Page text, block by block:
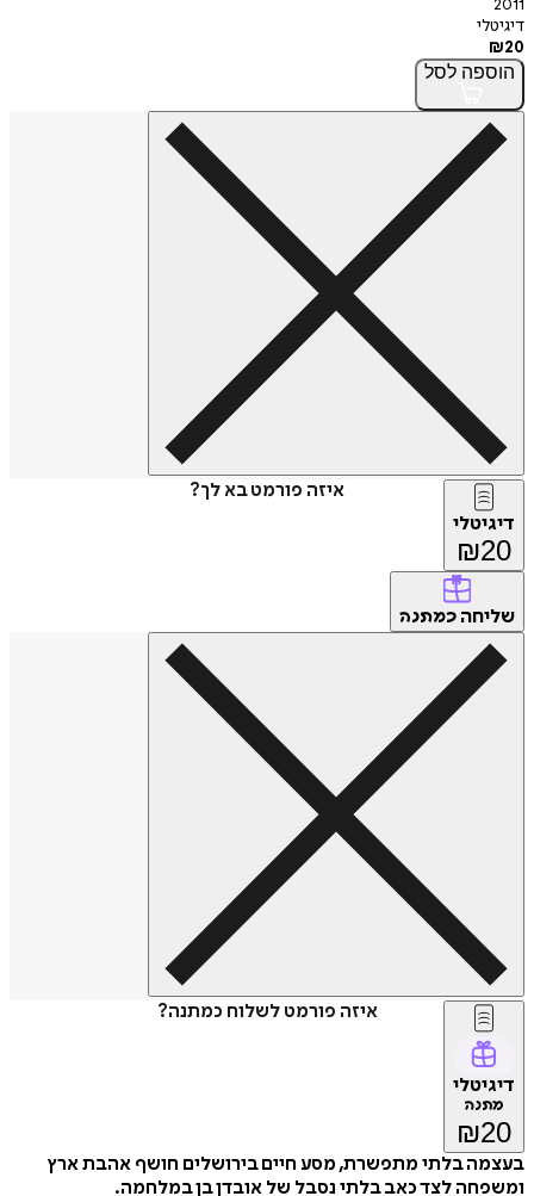
2011
דיגיטלי
₪20
הוספה לסל
איזה פורמט בא לך?
דיגיטלי
₪20
שליחה כמתנה
איזה פורמט לשלוח כמתנה?
דיגיטלי
מתנה
₪20
בעצמה בלתי מתפשרת, מסע חיים בירושלים חושף אהבת ארץ
ומשפחה לצד כאב בלתי נסבל של אובדן בן במלחמה.